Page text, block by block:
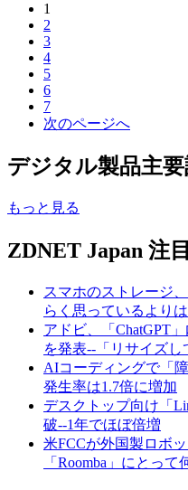
1
2
3
4
5
6
7
次のページへ
デジタル製品主
もっと見る
ZDNET Japan 注
スマホのストレージ
らく思っているより
アドビ、「ChatGPT
を発表--「リサイズし
AIコーディングで「
発生率は1.7倍に増加
デスクトップ向け「
破--1年でほぼ倍増
米FCCが外国製ロボ
「Roomba」にとっ